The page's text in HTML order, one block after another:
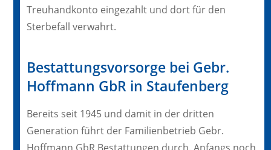
Treuhandkonto eingezahlt und dort für den
Sterbefall verwahrt.
Bestattungsvorsorge bei Gebr.
Hoffmann GbR in Staufenberg
Bereits seit 1945 und damit in der dritten
Generation führt der Familienbetrieb Gebr.